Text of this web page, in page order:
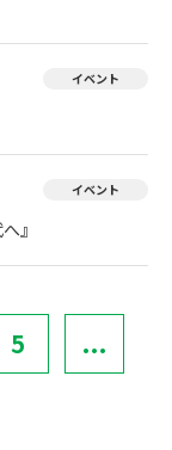
イベント
イベント
』
5 ...